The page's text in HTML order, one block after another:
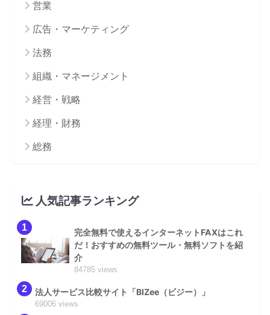
営業
広告・マーケティング
法務
組織・マネージメント
経営・戦略
経理・財務
総務
人気記事ランキング
1
完全無料で使えるインターネットFAXはこれ
だ！おすすめの無料ツール・無料ソフトを紹
介
84785 views
2 法人サービス比較サイト「BIZee（ビジー）」
69006 views